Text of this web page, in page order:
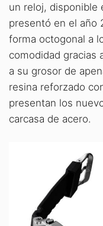
un reloj, disponible
presentó en el año
forma octogonal a
comodidad gracias
a su grosor de
resina reforzado
presentan los
carcasa de acero.